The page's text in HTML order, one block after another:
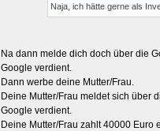
Naja, ich hätte gerne als
Na dann melde dich doch über die
Google verdient.
Dann werbe deine Mutter/Frau.
Deine Mutter/Frau meldet sich über
Google verdient.
Deine Mutter/Frau zahlt 40000 Euro